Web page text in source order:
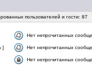
пользователей и гости: 87
Нет непрочитанных
] Нет непрочитанных
Нет непрочитанных